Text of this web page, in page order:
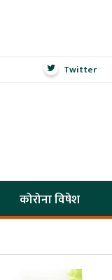
Twitter
कोरोना विषेश